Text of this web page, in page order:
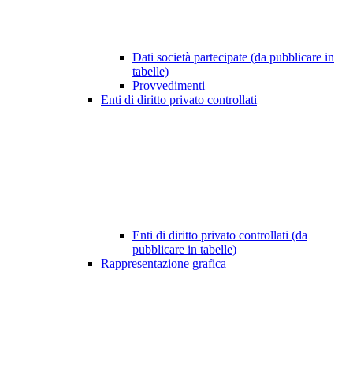
Dati società partecipate (da pubblicare in
tabelle)
Provvedimenti
Enti di diritto privato controllati
Enti di diritto privato controllati (da
pubblicare in tabelle)
Rappresentazione grafica